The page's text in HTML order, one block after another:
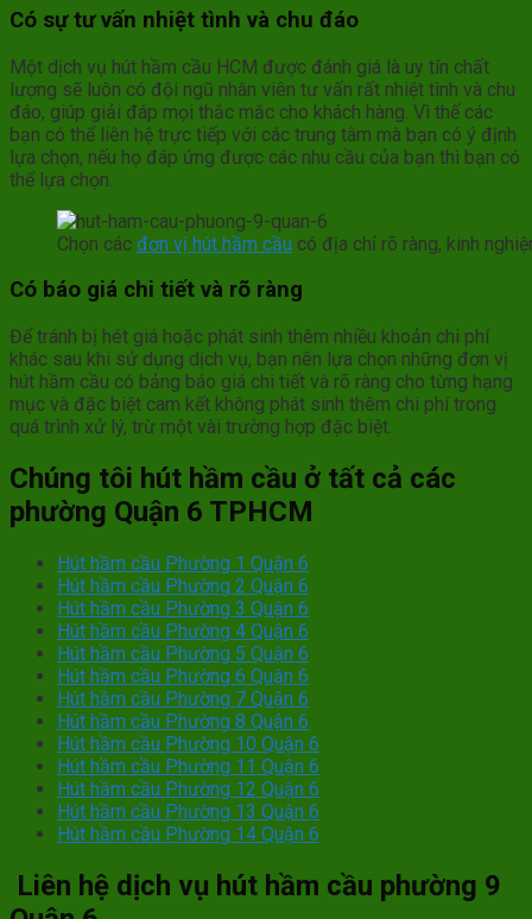
Có sự tư vấn nhiệt tình và chu đáo
Một dịch vụ hút hầm cầu HCM được đánh giá là uy tín chất
lượng sẽ luôn có đội ngũ nhân viên tư vấn rất nhiệt tình và chu
đáo, giúp giải đáp mọi thắc mắc cho khách hàng. Vì thế các
bạn có thể liên hệ trực tiếp với các trung tâm mà bạn có ý định
lựa chọn, nếu họ đáp ứng được các nhu cầu của bạn thì bạn có
thể lựa chọn.
Chọn các đơn vị hút hầm cầu có địa chỉ rõ ràng, kinh
Có báo giá chi tiết và rõ ràng
Để tránh bị hét giá hoặc phát sinh thêm nhiều khoản chi phí
khác sau khi sử dụng dịch vụ, bạn nên lựa chọn những đơn vị
hút hầm cầu có bảng báo giá chi tiết và rõ ràng cho từng hạng
mục và đặc biệt cam kết không phát sinh thêm chi phí trong
quá trình xử lý, trừ một vài trường hợp đặc biệt.
Chúng tôi hút hầm cầu ở tất cả các
phường Quận 6 TPHCM
Hút hầm cầu Phường 1 Quận 6
Hút hầm cầu Phường 2 Quận 6
Hút hầm cầu Phường 3 Quận 6
Hút hầm cầu Phường 4 Quận 6
Hút hầm cầu Phường 5 Quận 6
Hút hầm cầu Phường 6 Quận 6
Hút hầm cầu Phường 7 Quận 6
Hút hầm cầu Phường 8 Quận 6
Hút hầm cầu Phường 10 Quận 6
Hút hầm cầu Phường 11 Quận 6
Hút hầm cầu Phường 12 Quận 6
Hút hầm cầu Phường 13 Quận 6
Hút hầm cầu Phường 14 Quận 6
Liên hệ dịch vụ hút hầm cầu phường 9